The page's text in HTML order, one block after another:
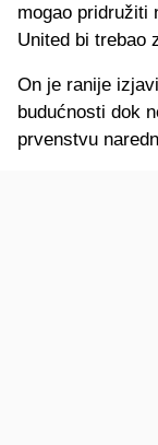
mogao pridružiti
United bi trebao
On je ranije
budućnosti dok
prvenstvu